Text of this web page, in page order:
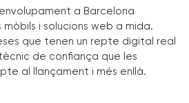
a Barcelona
i solucions web a mida.
que tenen un repte digital real
de confiança que les
al llançament i més enllà.